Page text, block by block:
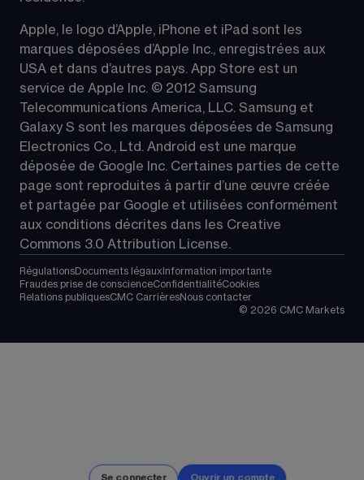
Se connecter Ouvrir un compte
Apple, le logo d’Apple, iPhone et iPad sont les
marques déposées d’Apple Inc., enregistrées aux
USA et dans d’autres pays. App Store est un
service de Apple Inc. © 2012 Samsung
Telecommunications America, LLC. Samsung et
Galaxy S sont les marques déposées de Samsung
Electronics Co., Ltd. Android est une marque
déposée de Google Inc. Certaines parties de cette
page sont reproduites à partir d’une œuvre créée
et partagée par Google et utilisées conformément
aux conditions décrites dans les Creative
Commons 3.0 Attribution License.
RégulationsDocuments légaux Information importante
Fraudes prise de conscienceConfidentialitéCookies
Relations publiquesCMC CarrièresNous contacter
© 2026 CMC Markets